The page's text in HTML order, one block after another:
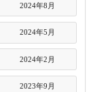
2024年8月
2024年5月
2024年2月
2023年9月